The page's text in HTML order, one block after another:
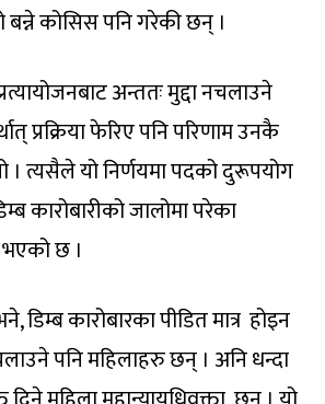
बन्ने कोसिस पनि गरेकी छन् ।
अन्ततः मुद्दा नचलाउने
प्रक्रिया फेरिए पनि परिणाम उनकै
। त्यसैले यो निर्णयमा पदको दुरूपयोग
कारोबारीको जालोमा परेका
भएको छ ।
डिम्ब कारोबारका पीडित मात्र होइन
पनि महिलाहरु छन् । अनि धन्दा